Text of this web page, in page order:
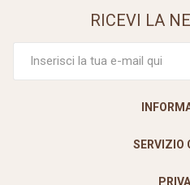
RICEVI LA
SERVIZIO